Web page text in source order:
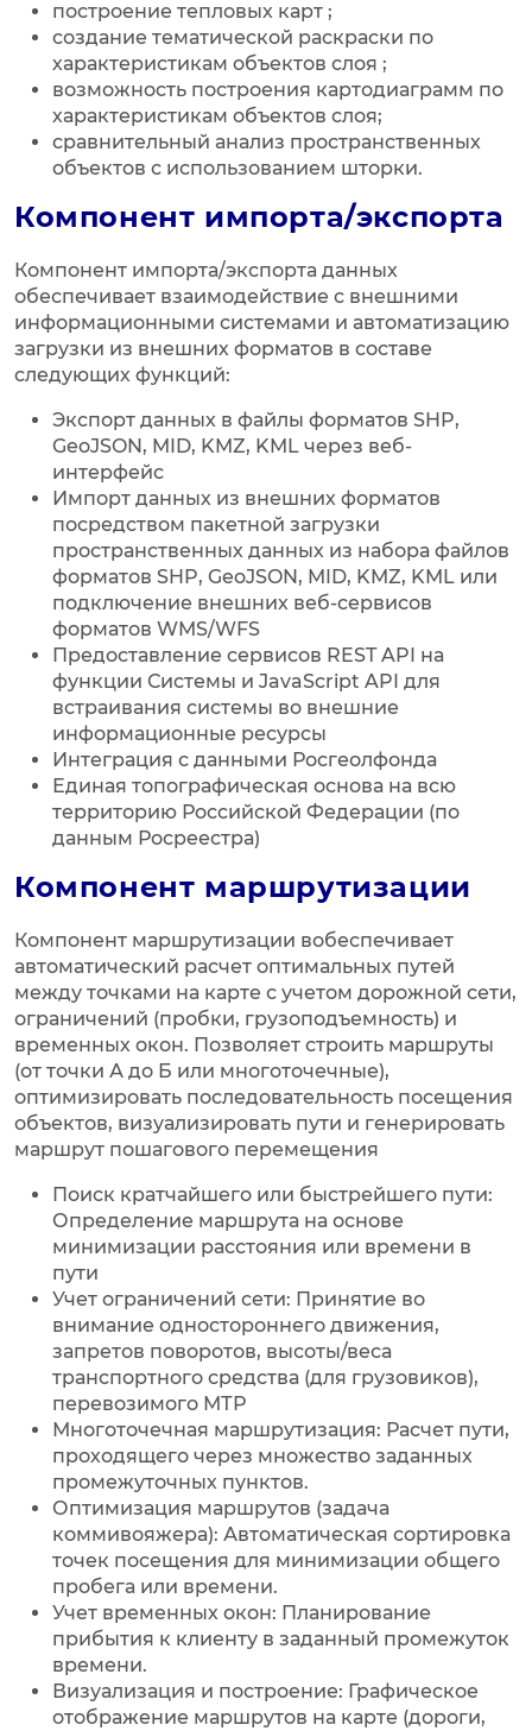
построение тепловых карт ;
создание тематической раскраски по
характеристикам объектов слоя ;
возможность построения картодиаграмм по
характеристикам объектов слоя;
сравнительный анализ пространственных
объектов с использованием шторки.
Компонент импорта/экспорта
Компонент импорта/экспорта данных
обеспечивает взаимодействие с внешними
информационными системами и автоматизацию
загрузки из внешних форматов в составе
следующих функций:
Экспорт данных в файлы форматов SHP,
GeoJSON, MID, KMZ, KML через веб-
интерфейс
Импорт данных из внешних форматов
посредством пакетной загрузки
пространственных данных из набора файлов
форматов SHP, GeoJSON, MID, KMZ, KML или
подключение внешних веб-сервисов
форматов WMS/WFS
Предоставление сервисов REST API на
функции Системы и JavaScript API для
встраивания системы во внешние
информационные ресурсы
Интеграция с данными Росгеолфонда
Единая топографическая основа на всю
территорию Российской Федерации (по
данным Росреестра)
Компонент маршрутизации
Компонент маршрутизации вобеспечивает
автоматический расчет оптимальных путей
между точками на карте с учетом дорожной сети,
ограничений (пробки, грузоподъемность) и
временных окон. Позволяет строить маршруты
(от точки А до Б или многоточечные),
оптимизировать последовательность посещения
объектов, визуализировать пути и генерировать
маршрут пошагового перемещения
Поиск кратчайшего или быстрейшего пути:
Определение маршрута на основе
минимизации расстояния или времени в
пути
Учет ограничений сети: Принятие во
внимание одностороннего движения,
запретов поворотов, высоты/веса
транспортного средства (для грузовиков),
перевозимого МТР
Многоточечная маршрутизация: Расчет пути,
проходящего через множество заданных
промежуточных пунктов.
Оптимизация маршрутов (задача
коммивояжера): Автоматическая сортировка
точек посещения для минимизации общего
пробега или времени.
Учет временных окон: Планирование
прибытия к клиенту в заданный промежуток
времени.
Визуализация и построение: Графическое
отображение маршрутов на карте (дороги,